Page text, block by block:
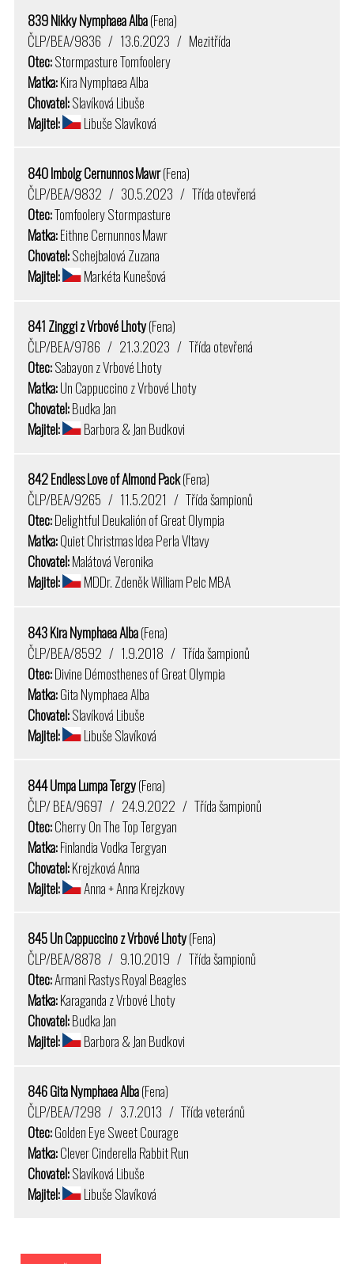
839 Nikky Nymphaea Alba(Fena)
ČLP/BEA/9836 / 13.6.2023 / Mezitřída
Otec:Stormpasture Tomfoolery
Matka:Kira Nymphaea Alba
Chovatel:Slavíková Libuše
Majitel:
Libuše Slavíková
840 Imbolg Cernunnos Mawr(Fena)
ČLP/BEA/9832 / 30.5.2023 / Třída otevřená
Otec:Tomfoolery Stormpasture
Matka:Eithne Cernunnos Mawr
Chovatel:Schejbalová Zuzana
Majitel:
Markéta Kunešová
841 Zinggi z Vrbové Lhoty(Fena)
ČLP/BEA/9786 / 21.3.2023 / Třída otevřená
Otec:Sabayon z Vrbové Lhoty
Matka:Un Cappuccino z Vrbové Lhoty
Chovatel:Budka Jan
Majitel:
Barbora & Jan Budkovi
842 Endless Love of Almond Pack(Fena)
ČLP/BEA/9265 / 11.5.2021 / Třída šampionů
Otec:Delightful Deukalión of Great Olympia
Matka:Quiet Christmas Idea Perla Vltavy
Chovatel:Malátová Veronika
Majitel:
MDDr. Zdeněk William Pelc MBA
843 Kira Nymphaea Alba(Fena)
ČLP/BEA/8592 / 1.9.2018 / Třída šampionů
Otec:Divine Démosthenes of Great Olympia
Matka:Gita Nymphaea Alba
Chovatel:Slavíková Libuše
Majitel:
Libuše Slavíková
844 Umpa Lumpa Tergy(Fena)
ČLP/ BEA/9697 / 24.9.2022 / Třída šampionů
Otec:Cherry On The Top Tergyan
Matka:Finlandia Vodka Tergyan
Chovatel:Krejzková Anna
Majitel:
Anna + Anna Krejzkovy
845 Un Cappuccino z Vrbové Lhoty(Fena)
ČLP/BEA/8878 / 9.10.2019 / Třída šampionů
Otec:Armani Rastys Royal Beagles
Matka:Karaganda z Vrbové Lhoty
Chovatel:Budka Jan
Majitel:
Barbora & Jan Budkovi
846 Gita Nymphaea Alba(Fena)
ČLP/BEA/7298 / 3.7.2013 / Třída veteránů
Otec:Golden Eye Sweet Courage
Matka:Clever Cinderella Rabbit Run
Chovatel:Slavíková Libuše
Majitel:
Libuše Slavíková